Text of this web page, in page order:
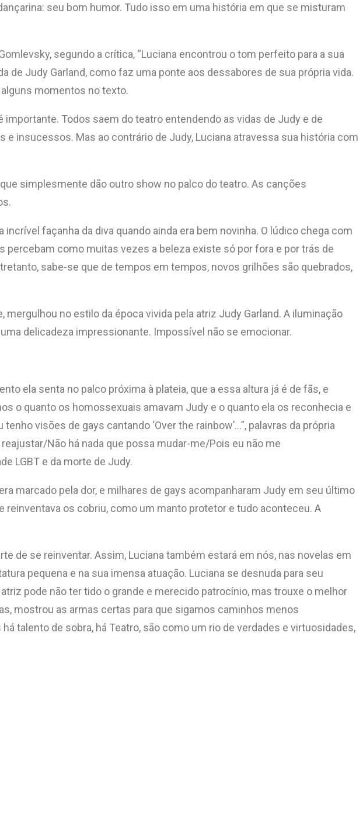
seu bom humor. Tudo isso em uma história em que se misturam
segundo a crítica, “Luciana encontrou o tom perfeito para a sua
de Judy Garland, como faz uma ponte aos dessabores de sua própria vida.
momentos no texto.
Todos saem do teatro entendendo as vidas de Judy e de
insucessos. Mas ao contrário de Judy, Luciana atravessa sua história com
simplesmente dão outro show no palco do teatro. As canções
façanha da diva quando ainda era bem novinha. O lúdico chega com
percebam como muitas vezes a beleza existe só por fora e por trás de
sabe-se que de tempos em tempos, novos grilhões são quebrados,
no estilo da época vivida pela atriz Judy Garland. A iluminação
delicadeza impressionante. Impossível não se emocionar.
ela senta no palco próxima à plateia, que a essa altura já é de fãs, e
o quanto os homossexuais amavam Judy e o quanto ela os reconhecia e
visões de gays cantando ‘Over the rainbow’…”, palavras da própria
Não há nada que possa mudar-me/Pois eu não me
LGBT e da morte de Judy.
marcado pela dor, e milhares de gays acompanharam Judy em seu último
reinventava os cobriu, como um manto protetor e tudo aconteceu. A
de se reinventar. Assim, Luciana também estará em nós, nas novelas em
pequena e na sua imensa atuação. Luciana se desnuda para seu
pode não ter tido o grande e merecido patrocínio, mas trouxe o melhor
mostrou as armas certas para que sigamos caminhos menos
talento de sobra, há Teatro, são como um rio de verdades e virtuosidades,